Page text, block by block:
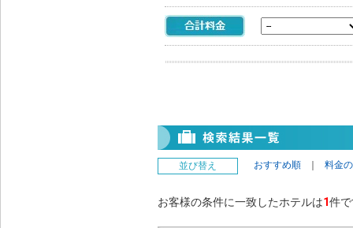
並び替え おすすめ順 料金
お客様の条件に一致したホテルは1件